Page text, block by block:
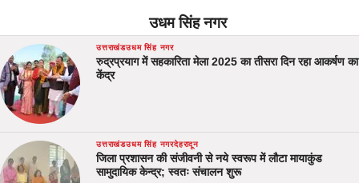
उधम सिंह नगर
उत्तराखंडउधम सिंह नगर
रुद्रप्रयाग में सहकारिता मेला 2025 का तीसरा दिन रहा आकर्षण का
केंद्र
उत्तराखंडउधम सिंह नगरदेहरादून
जिला प्रशासन की संजीवनी से नये स्वरूप में लौटा मायाकुंड
सामुदायिक केन्द्र; स्वतः संचालन शुरू